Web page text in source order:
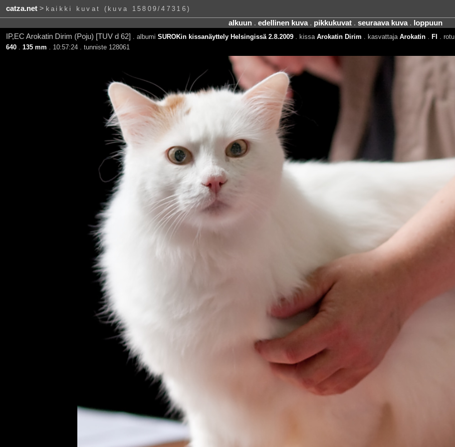
catza.net> kaikki kuvat (kuva 15809/47316)
alkuun. edellinen kuva. pikkukuvat. seuraava kuva. loppuun
IP,EC Arokatin Dirim (Poju) [TUV d 62]
. albumi SUROKin kissanäyttely Helsingissä 2.8.2009. kissa Arokatin Dirim . kasvattaja Arokatin. FI . rotu
640. 135 mm . 10:57:24 . tunniste 128061